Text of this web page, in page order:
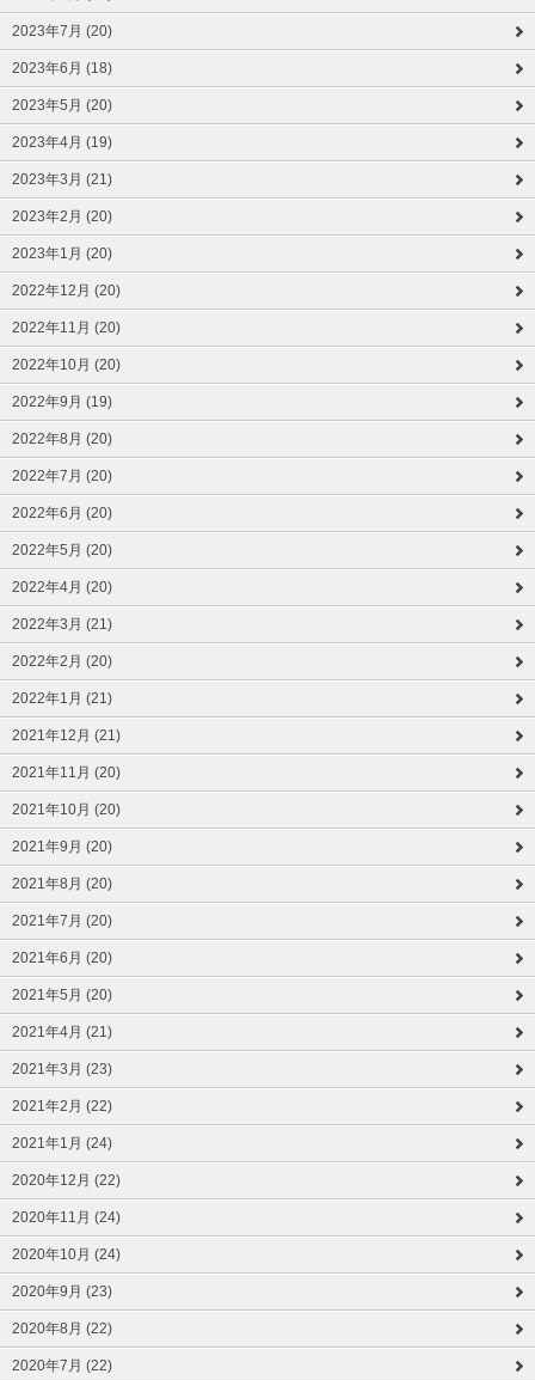
2023年7月 (20)
2023年6月 (18)
2023年5月 (20)
2023年4月 (19)
2023年3月 (21)
2023年2月 (20)
2023年1月 (20)
2022年12月 (20)
2022年11月 (20)
2022年10月 (20)
2022年9月 (19)
2022年8月 (20)
2022年7月 (20)
2022年6月 (20)
2022年5月 (20)
2022年4月 (20)
2022年3月 (21)
2022年2月 (20)
2022年1月 (21)
2021年12月 (21)
2021年11月 (20)
2021年10月 (20)
2021年9月 (20)
2021年8月 (20)
2021年7月 (20)
2021年6月 (20)
2021年5月 (20)
2021年4月 (21)
2021年3月 (23)
2021年2月 (22)
2021年1月 (24)
2020年12月 (22)
2020年11月 (24)
2020年10月 (24)
2020年9月 (23)
2020年8月 (22)
2020年7月 (22)